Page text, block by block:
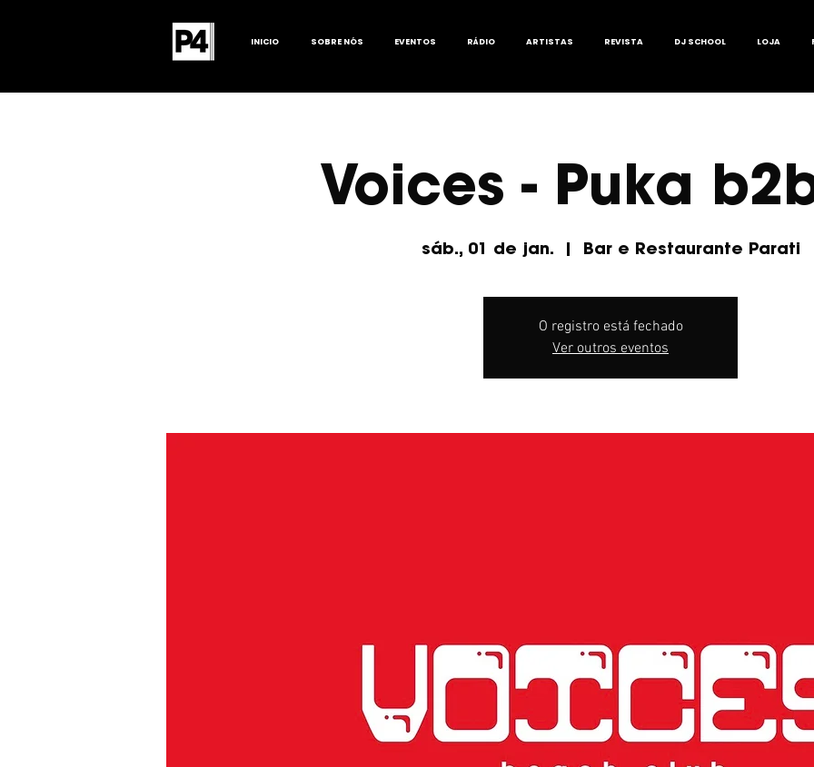
INICIO SOBRE NÓS EVENTOS RÁDIO ARTISTAS REVISTA DJ SCHOOL LOJA
Voices - Puka
sáb., 01 de jan.
  |
Bar e Restaurante Parati
O registro está fechado
Ver outros eventos